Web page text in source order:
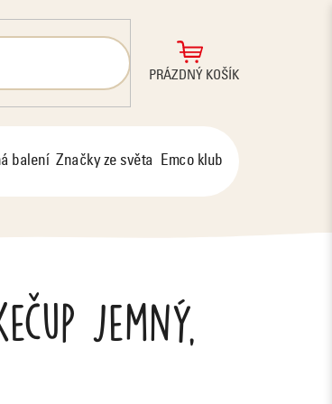
NÁKUPNÍ
PRÁZDNÝ KOŠÍK
balení Značky ze světa Emco klub
jemný,